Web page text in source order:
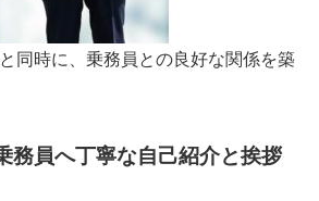
同時に、乗務員との良好な関係を築
務員へ丁寧な自己紹介と挨拶